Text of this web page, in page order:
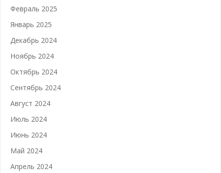
Февраль 2025
Январь 2025
Декабрь 2024
Ноябрь 2024
Октябрь 2024
Сентябрь 2024
Август 2024
Июль 2024
Июнь 2024
Май 2024
Апрель 2024